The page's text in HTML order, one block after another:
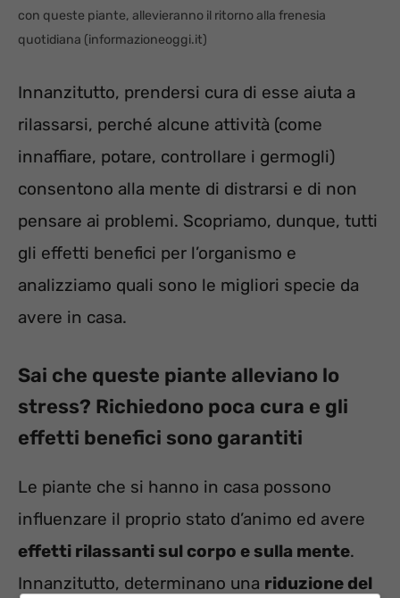
con queste piante, allevieranno il ritorno alla frenesia
quotidiana (informazioneoggi.it)
Innanzitutto, prendersi cura di esse aiuta a
rilassarsi, perché alcune attività (come
innaffiare, potare, controllare i germogli)
consentono alla mente di distrarsi e di non
pensare ai problemi. Scopriamo, dunque, tutti
gli effetti benefici per l’organismo e
analizziamo quali sono le migliori specie da
avere in casa.
Sai che queste piante alleviano lo
stress? Richiedono poca cura e gli
effetti benefici sono garantiti
Le piante che si hanno in casa possono
influenzare il proprio stato d’animo ed avere
effetti rilassanti sul corpo e sulla mente.
Innanzitutto, determinano una riduzione del